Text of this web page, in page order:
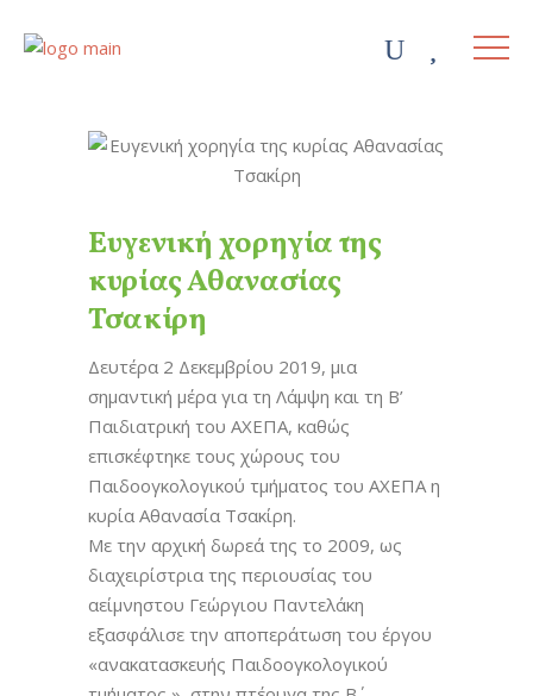
Ευγενική χορηγία της
κυρίας Αθανασίας
Τσακίρη
Δευτέρα 2 Δεκεμβρίου 2019, μια
σημαντική μέρα για τη Λάμψη και τη Β’
Παιδιατρική του ΑΧΕΠΑ, καθώς
επισκέφτηκε τους χώρους του
Παιδοογκολογικού τμήματος του ΑΧΕΠΑ η
κυρία Αθανασία Τσακίρη.
Με την αρχική δωρεά της το 2009, ως
διαχειρίστρια της περιουσίας του
αείμνηστου Γεώργιου Παντελάκη
εξασφάλισε την αποπεράτωση του έργου
«ανακατασκευής Παιδοογκολογικού